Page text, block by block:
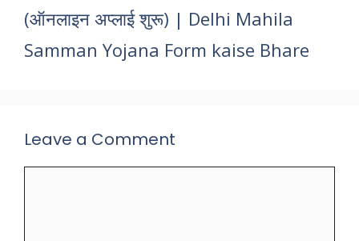
(ऑनलाइन अप्लाई शुरू) | Delhi Mahila
Samman Yojana Form kaise Bhare
Leave a Comment